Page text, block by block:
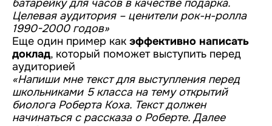
батарейку для часов в качестве подарка.
Целевая аудитория – ценители рок-н-ролла
1990-2000 годов»
Еще один пример как эффективно написать
доклад, который поможет выступить перед
аудиторией
«Напиши мне текст для выступления перед
школьниками 5 класса на тему открытий
биолога Роберта Коха. Текст должен
начинаться с рассказа о Роберте. Далее